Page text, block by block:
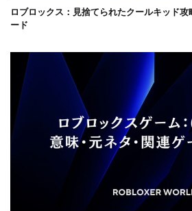
ロブロックス：見捨てられたクールキッド
ード